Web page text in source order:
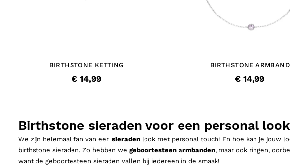
BIRTHSTONE KETTING
€ 14,99
BIRTHSTONE ARMBAND
€ 14,99
Birthstone sieraden voor een personal look
We zijn helemaal fan van een sieraden look met personal touch! En hoe kan je jouw
birthstone sieraden. Zo hebben we geboortesteen armbanden, maar ook ringen,
want de geboortesteen sieraden vallen bij iedereen in de smaak!